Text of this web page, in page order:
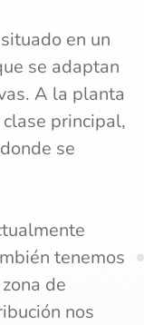
en un
se adaptan
A la planta
principal,
se
tenemos
de
nos